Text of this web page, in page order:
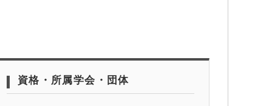
資格・所属学会・団体